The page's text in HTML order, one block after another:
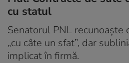
cu statul
Senatorul PNL recunoaște
„cu câte un sfat”, dar
implicat în firmă.